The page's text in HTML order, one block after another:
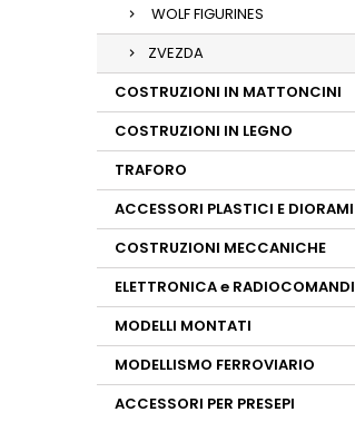
WOLF FIGURINES
ZVEZDA
COSTRUZIONI IN MATTONCINI
COSTRUZIONI IN LEGNO
TRAFORO
ACCESSORI PLASTICI E DIORAMI
COSTRUZIONI MECCANICHE
ELETTRONICA e RADIOCOMANDI
MODELLI MONTATI
MODELLISMO FERROVIARIO
ACCESSORI PER PRESEPI